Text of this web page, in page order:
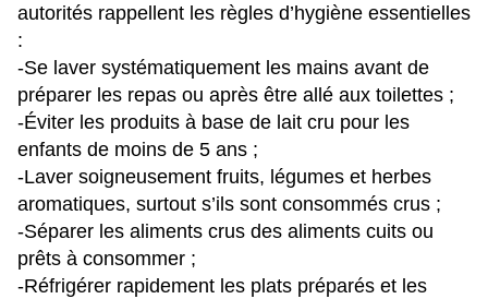
autorités rappellent les règles d’hygiène essentielles
:
-Se laver systématiquement les mains avant de
préparer les repas ou après être allé aux toilettes ;
-Éviter les produits à base de lait cru pour les
enfants de moins de 5 ans ;
-Laver soigneusement fruits, légumes et herbes
aromatiques, surtout s’ils sont consommés crus ;
-Séparer les aliments crus des aliments cuits ou
prêts à consommer ;
-Réfrigérer rapidement les plats préparés et les